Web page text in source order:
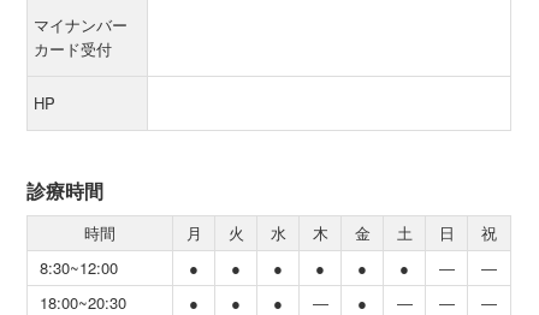
マイナンバー
カード受付
HP
診療時間
時間 月 火 水 木 金 土 日
祝
8:30~12:00
● ● ● ● ● ● ―
―
18:00~20:30
● ● ● ― ● ― ―
―